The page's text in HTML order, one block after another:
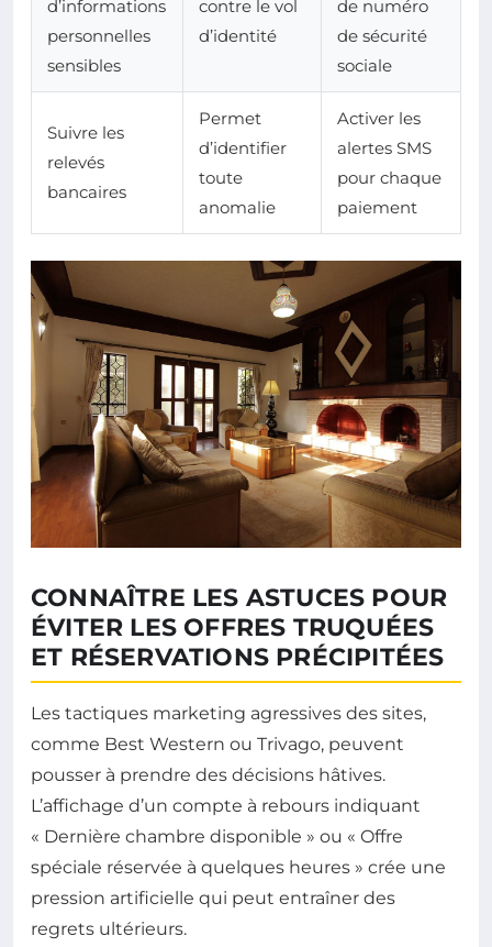
d’informations
personnelles
sensibles
contre le vol
d’identité
de numéro
de sécurité
sociale
Suivre les
relevés
bancaires
Permet
d’identifier
toute
anomalie
Activer les
alertes SMS
pour chaque
paiement
CONNAÎTRE LES ASTUCES POUR
ÉVITER LES OFFRES TRUQUÉES
ET RÉSERVATIONS PRÉCIPITÉES
Les tactiques marketing agressives des sites,
comme Best Western ou Trivago, peuvent
pousser à prendre des décisions hâtives.
L’affichage d’un compte à rebours indiquant
« Dernière chambre disponible » ou « Offre
spéciale réservée à quelques heures » crée une
pression artificielle qui peut entraîner des
regrets ultérieurs.